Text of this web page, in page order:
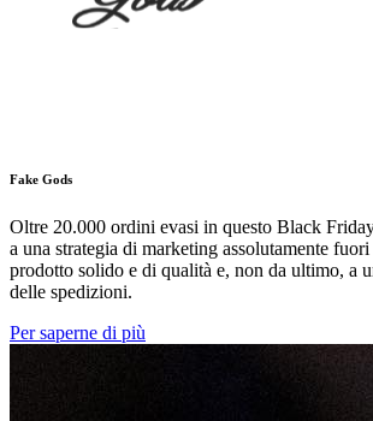
Fake Gods
Oltre 20.000 ordini evasi in questo Black
a una strategia di marketing assolutamente
prodotto solido e di qualità e, non da ultimo, a
delle spedizioni.
Per saperne di più